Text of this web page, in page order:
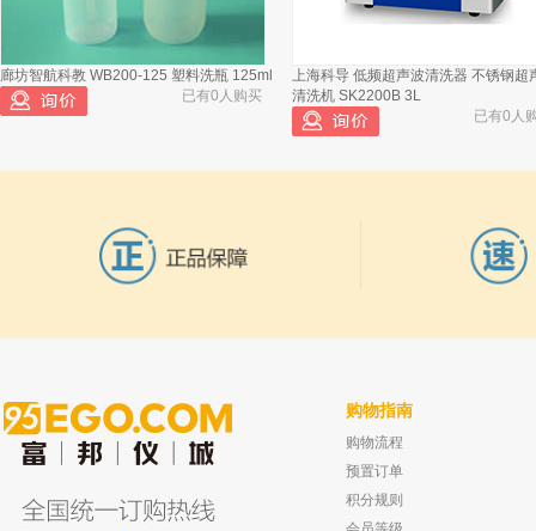
已有2509人浏览
2
美国克勒Koehler 针入度测定仪
K19500
廊坊智航科教 WB200-125 塑料洗瓶 125ml
已有0人购买
上海科导 低频超声波清洗器 不锈钢超
清洗机 SK2200B 3L
已有0人
安捷伦 7890气相色谱仪 样品瓶盖垫 订货
号：5182-0717
上海卢湘仪 超大容量冷冻离心机
购物指南
购物流程
预置订单
积分规则